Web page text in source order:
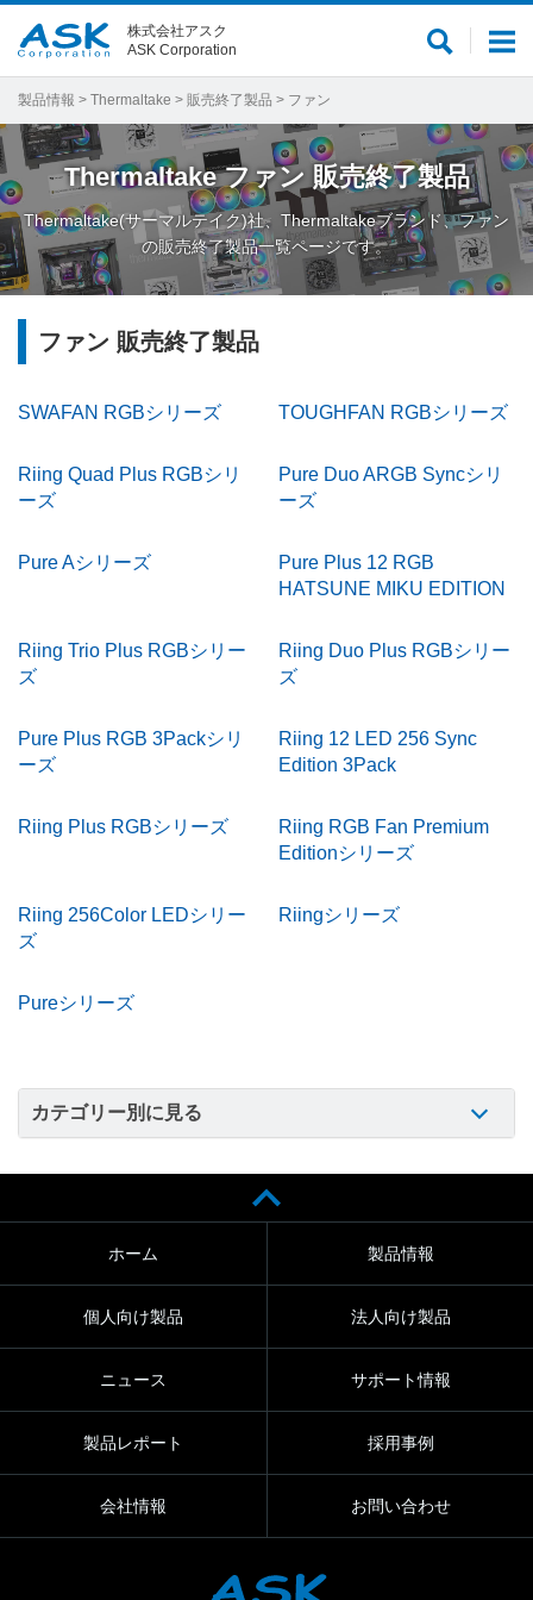
メ
ー
サ
内
検
索
株式会社アスク
ASK Corporation
製品情報 > Thermaltake > 販売終了製品 > ファン
Thermaltake ファン 販売終了製品
Thermaltake(サーマルテイク)社、Thermaltakeブランド、ファン
の販売終了製品一覧ページです。
ファン 販売終了製品
SWAFAN RGBシリーズ TOUGHFAN RGBシリーズ
Riing Quad Plus RGBシリ
ーズ
Pure Duo ARGB Syncシリ
ーズ
Pure Aシリーズ
Pure Plus 12 RGB
HATSUNE MIKU EDITION
Riing Trio Plus RGBシリー
ズ
Riing Duo Plus RGBシリー
ズ
Pure Plus RGB 3Packシリ
ーズ
Riing 12 LED 256 Sync
Edition 3Pack
Riing Plus RGBシリーズ
Riing RGB Fan Premium
Editionシリーズ
Riing 256Color LEDシリー
ズ
Riingシリーズ
Pureシリーズ
カテゴリー別に見る
ホーム 製品情報
個人向け製品 法人向け製品
ニュース サポート情報
製品レポート 採用事例
会社情報 お問い合わせ